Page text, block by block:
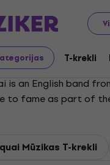
T-krekli
is an English band
to fame as part of
As of 2017,
Mūzikas T-krekli